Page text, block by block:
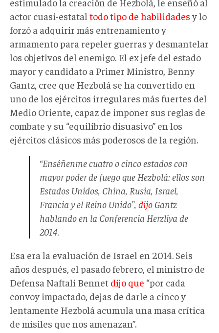
actor cuasi-estatal todo tipo de habilidades y lo
forzó a adquirir más entrenamiento y
armamento para repeler guerras y desmantelar
los objetivos del enemigo. El ex jefe del estado
mayor y candidato a Primer Ministro, Benny
Gantz, cree que Hezbolá se ha convertido en
uno de los ejércitos irregulares más fuertes del
Medio Oriente, capaz de imponer sus reglas de
combate y su “equilibrio disuasivo” en los
ejércitos clásicos más poderosos de la región.
“Enséñenme cuatro o cinco estados con
mayor poder de fuego que Hezbolá: ellos son
Estados Unidos, China, Rusia, Israel,
Francia y el Reino Unido”, dijo Gantz
hablando en la Conferencia Herzliya de
2014.
Esa era la evaluación de Israel en 2014. Seis
años después, el pasado febrero, el ministro de
Defensa Naftali Bennet dijo que “por cada
convoy impactado, dejas de darle a cinco y
lentamente Hezbolá acumula una masa crítica
de misiles que nos amenazan”.